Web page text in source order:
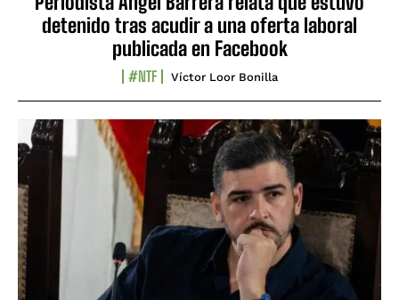
detenido tras acudir a una oferta laboral
publicada en Facebook
#NTF Víctor Loor Bonilla